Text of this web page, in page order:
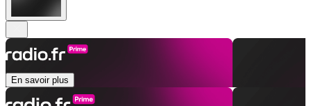
En savoir plus